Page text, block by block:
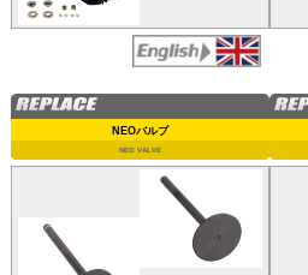
NEOバルブ
NEO VALVE